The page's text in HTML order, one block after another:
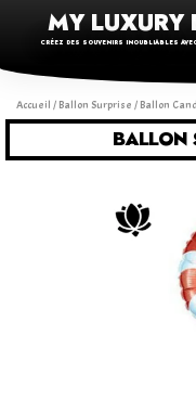
MY LUXURY
CRÉEZ DES SOUVENIRS INOUBLIABLES
Accueil / Ballon Surprise / Ballon
BALLON